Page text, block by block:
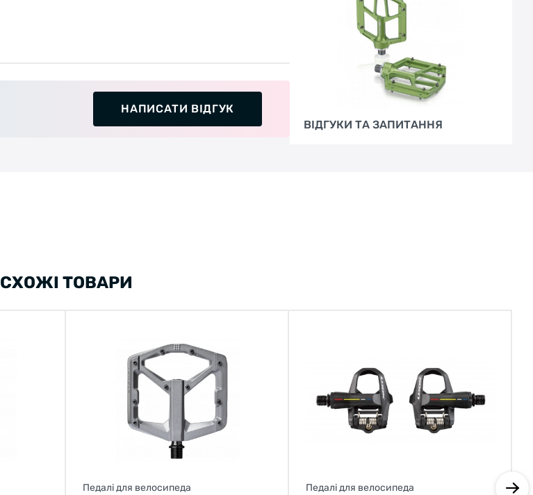
подшипниками, обеспечивая высокое
качество вращения. Ударопрочные
материалы и хорошо сбалансированный вес
делают их идеальным вариантом для высоких
Шаг резьбы: 9/16";
НАПИСАТИ ВІДГУК
ВІДГУКИ ТА ЗАПИТАННЯ
СХОЖІ ТОВАРИ
Педалі для велосипеда Педалі для велосипеда